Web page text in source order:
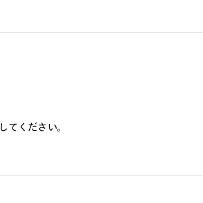
してください。